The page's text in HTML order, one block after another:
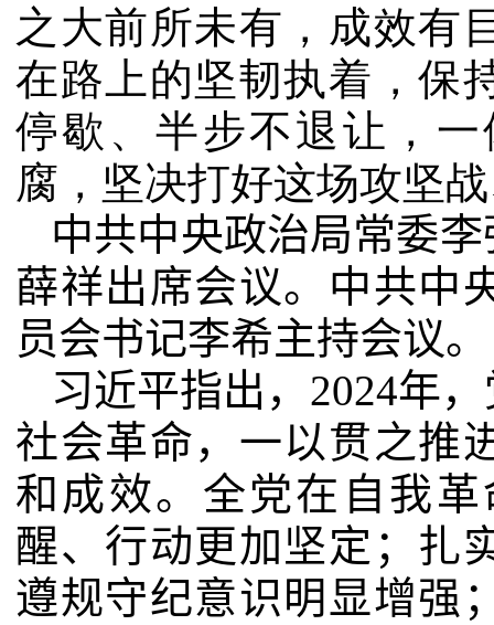
之大前所未有，成效有
在路上的坚韧执着，保
停歇、半步不退让，
腐，坚决打好这场攻坚
中共中央政治局常委
薛祥出席会议。中共中
员会书记李希主持会议。
习近平指出， 2024年
社会革命，一以贯之推
和成效。全党在自我
醒、行动更加坚定；扎
遵规守纪意识明显增强